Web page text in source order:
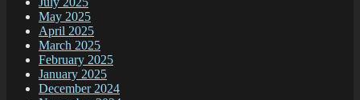
May 2025
April 2025
March 2025
February 2025
January 2025
December 2024